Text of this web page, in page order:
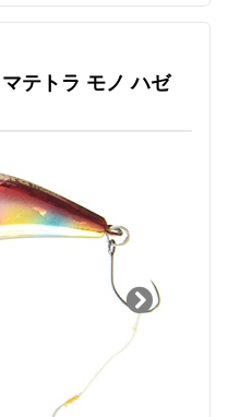
テトラ モノ ハゼ